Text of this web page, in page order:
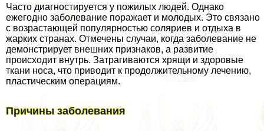
Часто диагностируется у пожилых людей. Однако
ежегодно заболевание поражает и молодых. Это связано
с возрастающей популярностью соляриев и отдыха в
жарких странах. Отмечены случаи, когда заболевание не
демонстрирует внешних признаков, а развитие
происходит внутрь. Затрагиваются хрящи и здоровые
ткани носа, что приводит к продолжительному лечению,
пластическим операциям.
Причины заболевания